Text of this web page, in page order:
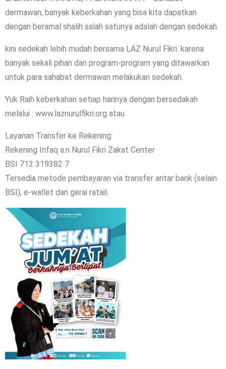
dermawan, banyak keberkahan yang bisa kita dapatkan
dengan beramal shalih salah satunya adalah dengan sedekah.
kini sedekah lebih mudah bersama LAZ Nurul Fikri. karena
banyak sekali pihan dan program-program yang ditawarkan
untuk para sahabat dermawan melakukan sedekah.
Yuk Raih keberkahan setiap harinya dengan bersedakah
melalui : www.laznurulfikri.org atau
Layanan Transfer ke Rekening:
Rekening Infaq a.n Nurul Fikri Zakat Center
BSI 712 319382 7
Tersedia metode pembayaran via transfer antar bank (selain
BSI), e-wallet dan gerai ratail.